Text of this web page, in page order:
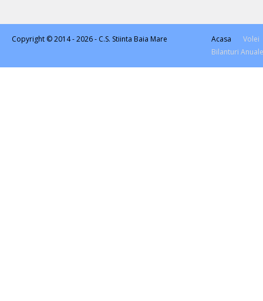
Copyright © 2014 - 2026 - C.S. Stiinta Baia Mare Acasa
Volei
Bilanturi Anuale